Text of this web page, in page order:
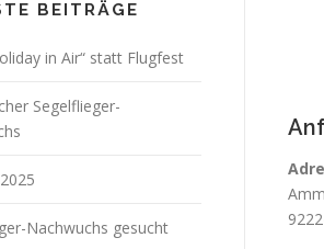
BEITRÄGE
in Air“ statt Flugfest
Segelflieger-
Nachwuchs gesucht